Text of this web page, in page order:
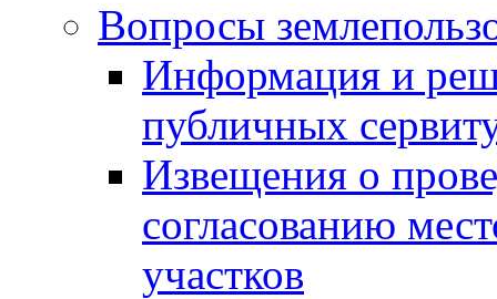
Вопросы
Информация и
публичных
Извещения о
согласованию
участков